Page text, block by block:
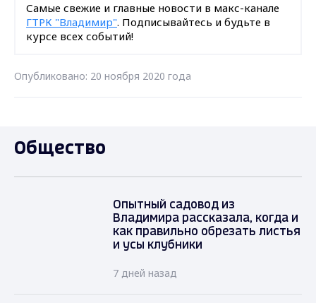
Самые свежие и главные новости в макс-канале
ГТРК "Владимир". Подписывайтесь и будьте в
курсе всех событий!
Опубликовано: 20 ноября 2020 года
Общество
Опытный садовод из
Владимира рассказала, когда и
как правильно обрезать листья
и усы клубники
7 дней назад